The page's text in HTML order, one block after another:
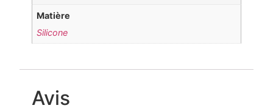
Matière
Silicone
Avis